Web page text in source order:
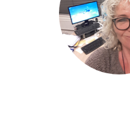
Wat
Alle